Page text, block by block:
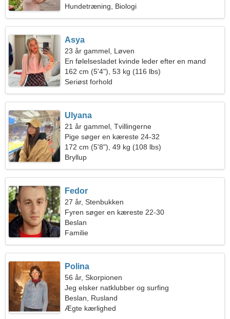
Hundetræning, Biologi
Asya
23 år gammel, Løven
En følelsesladet kvinde leder efter en mand
162 cm (5'4"), 53 kg (116 lbs)
Seriøst forhold
Ulyana
21 år gammel, Tvillingerne
Pige søger en kæreste 24-32
172 cm (5'8"), 49 kg (108 lbs)
Bryllup
Fedor
27 år, Stenbukken
Fyren søger en kæreste 22-30
Beslan
Familie
Polina
56 år, Skorpionen
Jeg elsker natklubber og surfing
Beslan, Rusland
Ægte kærlighed